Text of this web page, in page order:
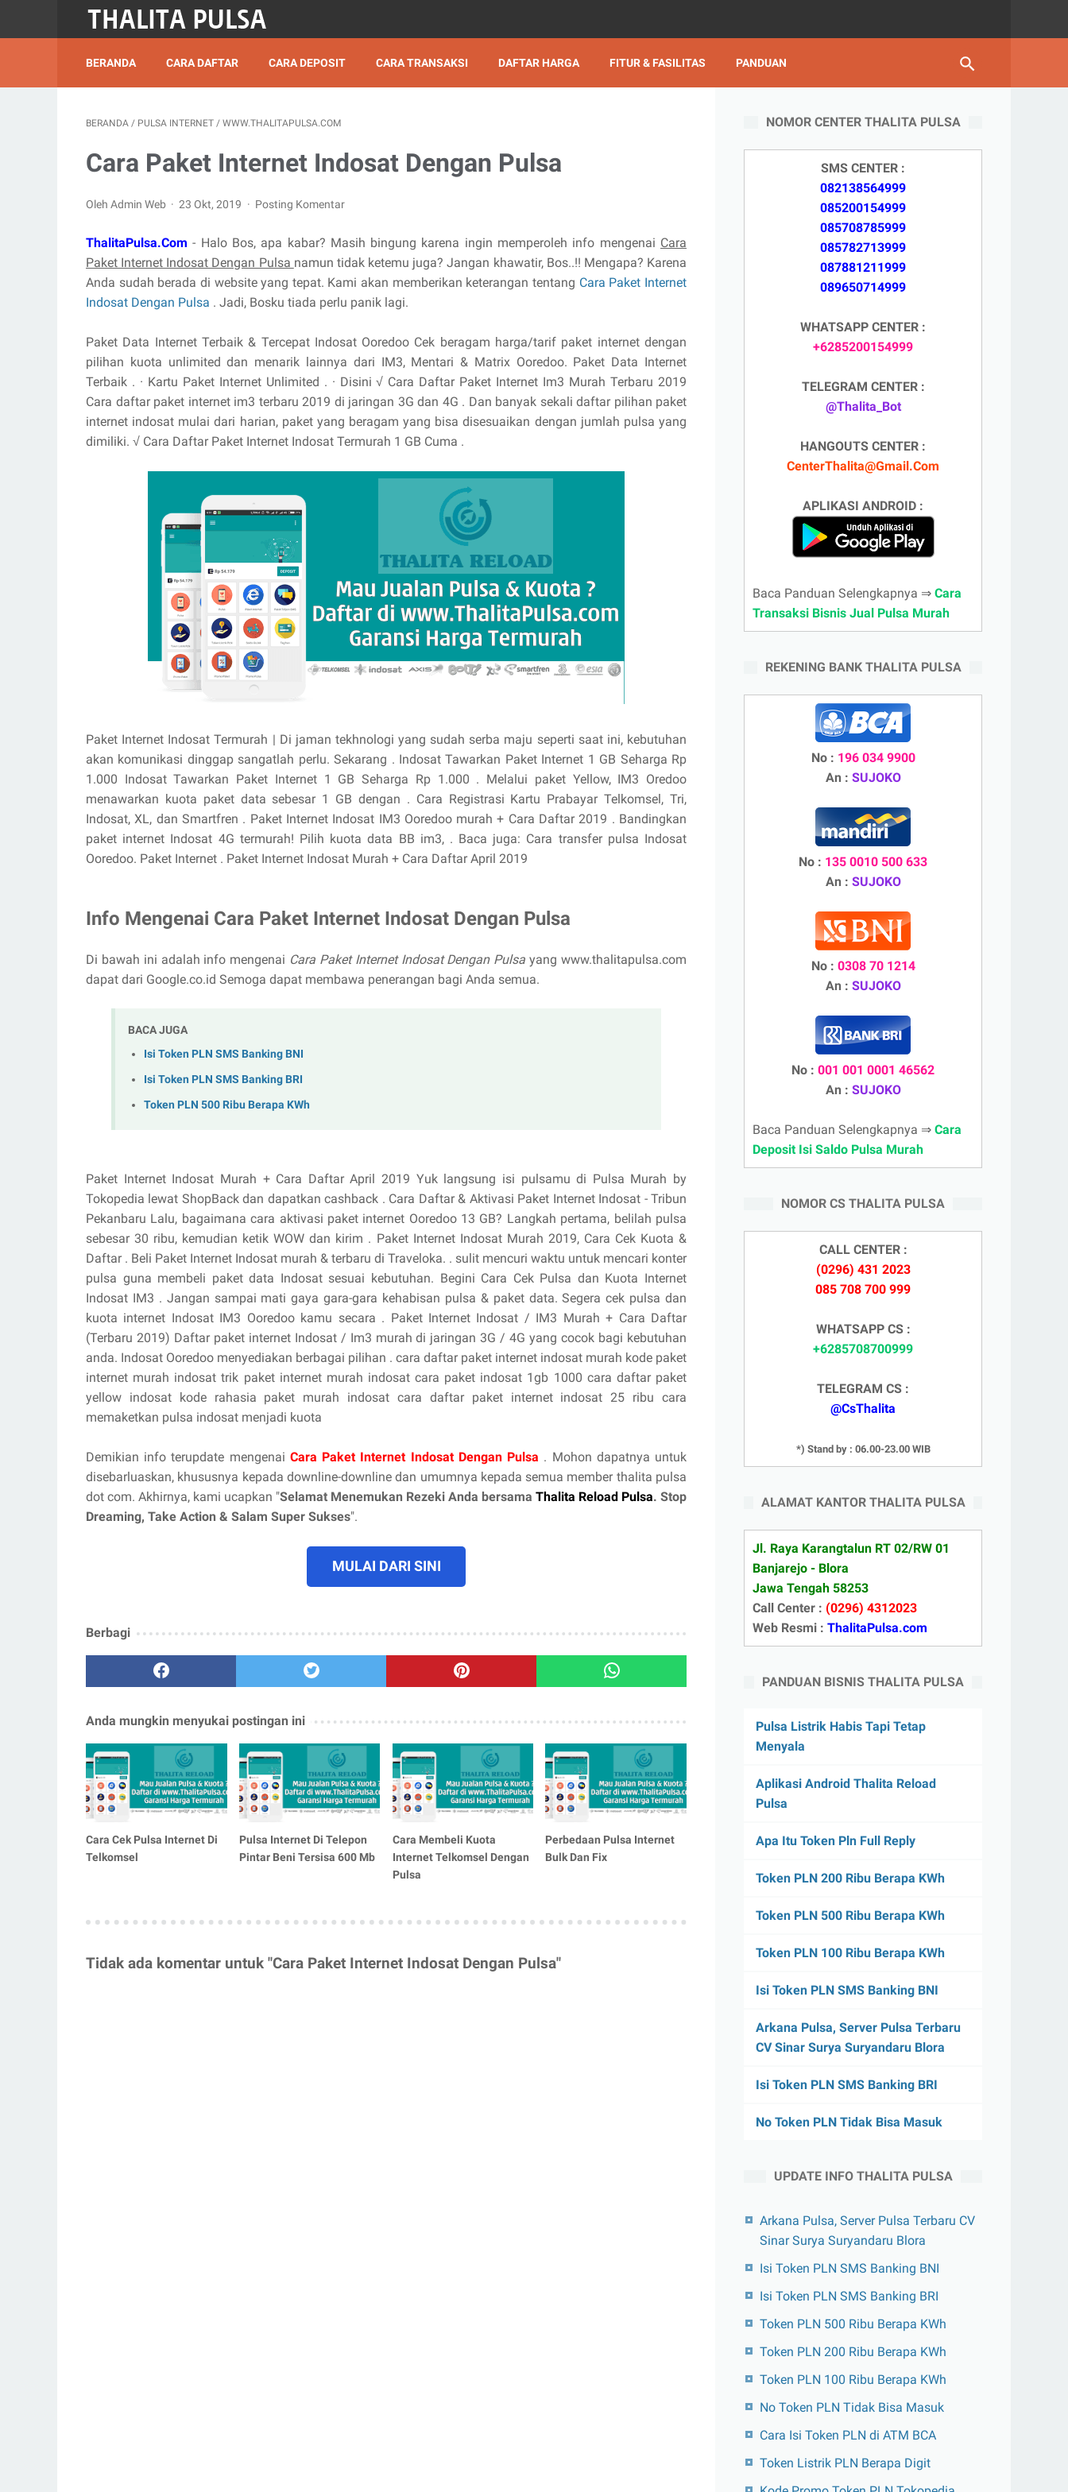
BERANDA CARA DAFTAR CARA DEPOSIT CARA TRANSAKSI DAFTAR HARGA FITUR & FASILITAS PANDUAN
BERANDA / PULSA INTERNET / WWW.THALITAPULSA.COM
Cara Paket Internet Indosat Dengan Pulsa
Oleh Admin Web 23 Okt, 2019 Posting Komentar
ThalitaPulsa.Com - Halo Bos, apa kabar? Masih bingung karena ingin memperoleh info mengenai Cara
Paket Internet Indosat Dengan Pulsa namun tidak ketemu juga? Jangan khawatir, Bos..!! Mengapa? Karena
Anda sudah berada di website yang tepat. Kami akan memberikan keterangan tentang Cara Paket Internet
Indosat Dengan Pulsa . Jadi, Bosku tiada perlu panik lagi.
Paket Data Internet Terbaik & Tercepat Indosat Ooredoo Cek beragam harga/tarif paket internet dengan
pilihan kuota unlimited dan menarik lainnya dari IM3, Mentari & Matrix Ooredoo. ‎Paket Data Internet
Terbaik . · ‎Kartu Paket Internet Unlimited . · ‎Disini √ Cara Daftar Paket Internet Im3 Murah Terbaru 2019
Cara daftar paket internet im3 terbaru 2019 di jaringan 3G dan 4G . Dan banyak sekali daftar pilihan paket
internet indosat mulai dari harian, paket yang beragam yang bisa disesuaikan dengan jumlah pulsa yang
dimiliki. √ Cara Daftar Paket Internet Indosat Termurah 1 GB Cuma .
Paket Internet Indosat Termurah | Di jaman tekhnologi yang sudah serba maju seperti saat ini, kebutuhan
akan komunikasi dinggap sangatlah perlu. Sekarang . Indosat Tawarkan Paket Internet 1 GB Seharga Rp
1.000 Indosat Tawarkan Paket Internet 1 GB Seharga Rp 1.000 . Melalui paket Yellow, IM3 Oredoo
menawarkan kuota paket data sebesar 1 GB dengan . Cara Registrasi Kartu Prabayar Telkomsel, Tri,
Indosat, XL, dan Smartfren . Paket Internet Indosat IM3 Ooredoo murah + Cara Daftar 2019 . Bandingkan
paket internet Indosat 4G termurah! Pilih kuota data BB im3, . Baca juga: Cara transfer pulsa Indosat
Ooredoo. Paket Internet . Paket Internet Indosat Murah + Cara Daftar April 2019
Info Mengenai Cara Paket Internet Indosat Dengan Pulsa
Di bawah ini adalah info mengenai Cara Paket Internet Indosat Dengan Pulsayang www.thalitapulsa.com
dapat dari Google.co.id Semoga dapat membawa penerangan bagi Anda semua.
BACA JUGA
Isi Token PLN SMS Banking BNI
Isi Token PLN SMS Banking BRI
Token PLN 500 Ribu Berapa KWh
Paket Internet Indosat Murah + Cara Daftar April 2019 Yuk langsung isi pulsamu di Pulsa Murah by
Tokopedia lewat ShopBack dan dapatkan cashback . Cara Daftar & Aktivasi Paket Internet Indosat - Tribun
Pekanbaru Lalu, bagaimana cara aktivasi paket internet Ooredoo 13 GB? Langkah pertama, belilah pulsa
sebesar 30 ribu, kemudian ketik WOW dan kirim . Paket Internet Indosat Murah 2019, Cara Cek Kuota &
Daftar . Beli Paket Internet Indosat murah & terbaru di Traveloka. . sulit mencuri waktu untuk mencari konter
pulsa guna membeli paket data Indosat sesuai kebutuhan. Begini Cara Cek Pulsa dan Kuota Internet
Indosat IM3 . Jangan sampai mati gaya gara-gara kehabisan pulsa & paket data. Segera cek pulsa dan
kuota internet Indosat IM3 Ooredoo kamu secara . Paket Internet Indosat / IM3 Murah + Cara Daftar
(Terbaru 2019) Daftar paket internet Indosat / Im3 murah di jaringan 3G / 4G yang cocok bagi kebutuhan
anda. Indosat Ooredoo menyediakan berbagai pilihan . cara daftar paket internet indosat murah kode paket
internet murah indosat trik paket internet murah indosat cara paket indosat 1gb 1000 cara daftar paket
yellow indosat kode rahasia paket murah indosat cara daftar paket internet indosat 25 ribu cara
memaketkan pulsa indosat menjadi kuota
Demikian info terupdate mengenai Cara Paket Internet Indosat Dengan Pulsa . Mohon dapatnya untuk
disebarluaskan, khususnya kepada downline-downline dan umumnya kepada semua member thalita pulsa
dot com. Akhirnya, kami ucapkan "Selamat Menemukan Rezeki Anda bersama Thalita Reload Pulsa. Stop
Dreaming, Take Action & Salam Super Sukses".
MULAI DARI SINI
Berbagi
Anda mungkin menyukai postingan ini
Cara Cek Pulsa Internet Di
Telkomsel
Pulsa Internet Di Telepon
Pintar Beni Tersisa 600 Mb
Cara Membeli Kuota
Internet Telkomsel Dengan
Pulsa
Perbedaan Pulsa Internet
Bulk Dan Fix
Tidak ada komentar untuk "Cara Paket Internet Indosat Dengan Pulsa"
NOMOR CENTER THALITA PULSA
SMS CENTER :
082138564999
085200154999
085708785999
085782713999
087881211999
089650714999
WHATSAPP CENTER :
+6285200154999
TELEGRAM CENTER :
@Thalita_Bot
HANGOUTS CENTER :
CenterThalita@Gmail.Com
APLIKASI ANDROID :
Baca Panduan Selengkapnya ⇒ Cara
Transaksi Bisnis Jual Pulsa Murah
REKENING BANK THALITA PULSA
No : 196 034 9900
An : SUJOKO
No : 135 0010 500 633
An : SUJOKO
No : 0308 70 1214
An : SUJOKO
No : 001 001 0001 46562
An : SUJOKO
Baca Panduan Selengkapnya ⇒ Cara
Deposit Isi Saldo Pulsa Murah
NOMOR CS THALITA PULSA
CALL CENTER :
(0296) 431 2023
085 708 700 999
WHATSAPP CS :
+6285708700999
TELEGRAM CS :
@CsThalita
*) Stand by : 06.00-23.00 WIB
ALAMAT KANTOR THALITA PULSA
Jl. Raya Karangtalun RT 02/RW 01
Banjarejo - Blora
Jawa Tengah 58253
Call Center : (0296) 4312023
Web Resmi : ThalitaPulsa.com
PANDUAN BISNIS THALITA PULSA
Pulsa Listrik Habis Tapi Tetap
Menyala
Aplikasi Android Thalita Reload
Pulsa
Apa Itu Token Pln Full Reply
Token PLN 200 Ribu Berapa KWh
Token PLN 500 Ribu Berapa KWh
Token PLN 100 Ribu Berapa KWh
Isi Token PLN SMS Banking BNI
Arkana Pulsa, Server Pulsa Terbaru
CV Sinar Surya Suryandaru Blora
Isi Token PLN SMS Banking BRI
No Token PLN Tidak Bisa Masuk
UPDATE INFO THALITA PULSA
Arkana Pulsa, Server Pulsa Terbaru CV
Sinar Surya Suryandaru Blora
Isi Token PLN SMS Banking BNI
Isi Token PLN SMS Banking BRI
Token PLN 500 Ribu Berapa KWh
Token PLN 200 Ribu Berapa KWh
Token PLN 100 Ribu Berapa KWh
No Token PLN Tidak Bisa Masuk
Cara Isi Token PLN di ATM BCA
Token Listrik PLN Berapa Digit